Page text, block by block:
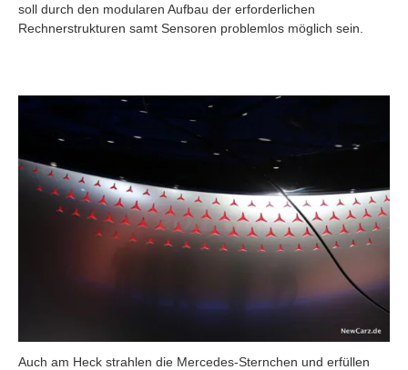
soll durch den modularen Aufbau der erforderlichen
Rechnerstrukturen samt Sensoren problemlos möglich sein.
Auch am Heck strahlen die Mercedes-Sternchen und erfüllen